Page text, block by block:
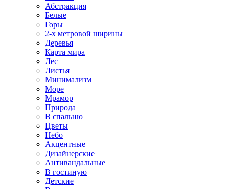
Абстракция
Белые
Горы
2-х метровой ширины
Деревья
Карта мира
Лес
Листья
Минимализм
Море
Мрамор
Природа
В спальню
Цветы
Небо
Акцентные
Дизайнерские
Антивандальные
В гостиную
Детские